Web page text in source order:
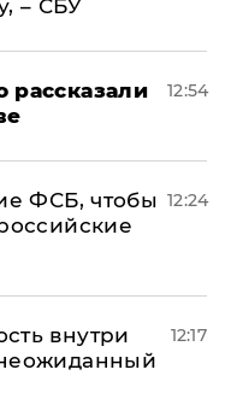
– СБУ
12:54
ФСБ, чтобы 12:24
внутри
12:17